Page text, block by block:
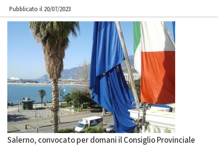
Pubblicato il 20/07/2023
Salerno, convocato per domani il Consiglio Provinciale